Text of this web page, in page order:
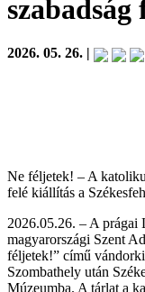
szabadság
2026. 05. 26. |
Ne féljetek! – A
felé kiállítás a
2026.05.26. – A prágai
magyarországi Szent
féljetek!” című
Szombathely után
Múzeumba. A tárlat a